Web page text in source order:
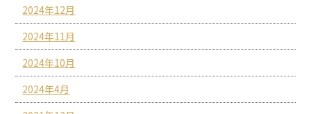
2024年12月
2024年11月
2024年10月
2024年4月